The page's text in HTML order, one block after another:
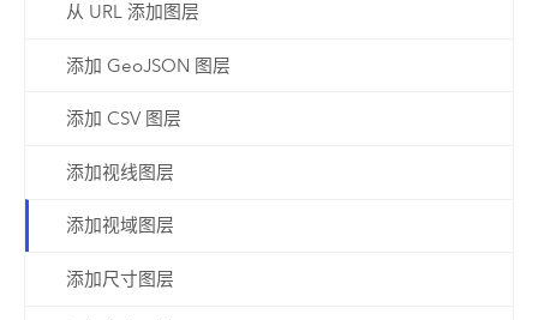
从 URL 添加图层
添加 GeoJSON 图层
添加 CSV 图层
添加视线图层
添加视域图层
添加尺寸图层